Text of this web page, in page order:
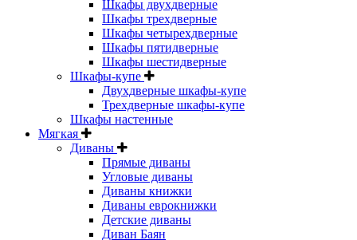
Шкафы двухдверные
Шкафы трехдверные
Шкафы четырехдверные
Шкафы пятидверные
Шкафы шестидверные
Шкафы-купе
Двухдверные шкафы-купе
Трехдверные шкафы-купе
Шкафы настенные
Мягкая
Диваны
Прямые диваны
Угловые диваны
Диваны книжки
Диваны еврокнижки
Детские диваны
Диван Баян